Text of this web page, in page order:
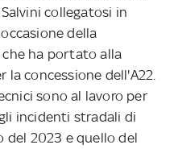
collegatosi in
della
ha portato alla
concessione dell'A22.
sono al lavoro per
incidenti stradali di
del 2023 e quello del